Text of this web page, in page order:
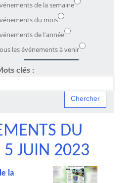
de la semaine
du mois
de l'année
les événements à venir
Mots clés :
DU
5 JUIN 2023
la